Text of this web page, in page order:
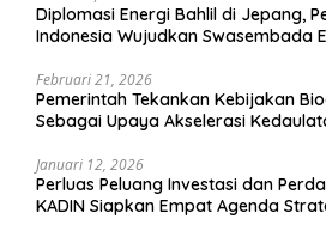
Diplomasi Energi Bahlil di Jepang,
Indonesia Wujudkan Swasembada
Februari 21, 2026
Pemerintah Tekankan Kebijakan
Sebagai Upaya Akselerasi
Januari 12, 2026
Perluas Peluang Investasi dan
KADIN Siapkan Empat Agenda